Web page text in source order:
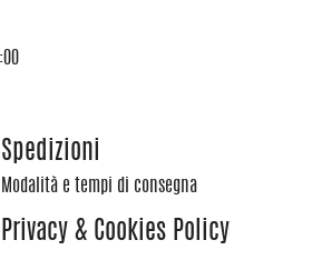
Spedizioni
Modalità e tempi di consegna
Privacy & Cookies Policy